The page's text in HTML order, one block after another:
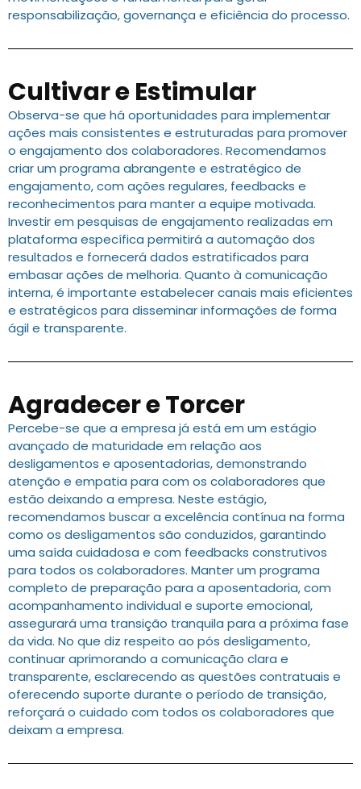
responsabilização, governança e eficiência do processo.
Cultivar e Estimular
Observa-se que há oportunidades para implementar
ações mais consistentes e estruturadas para promover
o engajamento dos colaboradores. Recomendamos
criar um programa abrangente e estratégico de
engajamento, com ações regulares, feedbacks e
reconhecimentos para manter a equipe motivada.
Investir em pesquisas de engajamento realizadas em
plataforma específica permitirá a automação dos
resultados e fornecerá dados estratificados para
embasar ações de melhoria. Quanto à comunicação
interna, é importante estabelecer canais mais eficientes
e estratégicos para disseminar informações de forma
ágil e transparente.
Agradecer e Torcer
Percebe-se que a empresa já está em um estágio
avançado de maturidade em relação aos
desligamentos e aposentadorias, demonstrando
atenção e empatia para com os colaboradores que
estão deixando a empresa. Neste estágio,
recomendamos buscar a excelência contínua na forma
como os desligamentos são conduzidos, garantindo
uma saída cuidadosa e com feedbacks construtivos
para todos os colaboradores. Manter um programa
completo de preparação para a aposentadoria, com
acompanhamento individual e suporte emocional,
assegurará uma transição tranquila para a próxima fase
da vida. No que diz respeito ao pós desligamento,
continuar aprimorando a comunicação clara e
transparente, esclarecendo as questões contratuais e
oferecendo suporte durante o período de transição,
reforçará o cuidado com todos os colaboradores que
deixam a empresa.